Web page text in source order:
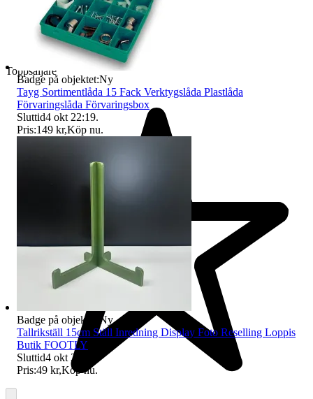
Toppsäljare
Badge på objektet:Ny
Tayg Sortimentlåda 15 Fack Verktygslåda Plastlåda
Förvaringslåda Förvaringsbox
Sluttid4 okt 22:19.
Pris:149 kr,Köp nu.
Badge på objektet:
Ny
Tallrikställ 15cm Ställ Inredning Display Foto Reselling Loppis
Butik FOOTLY
Sluttid4 okt 22:20
Pris:49 kr,Köp nu.